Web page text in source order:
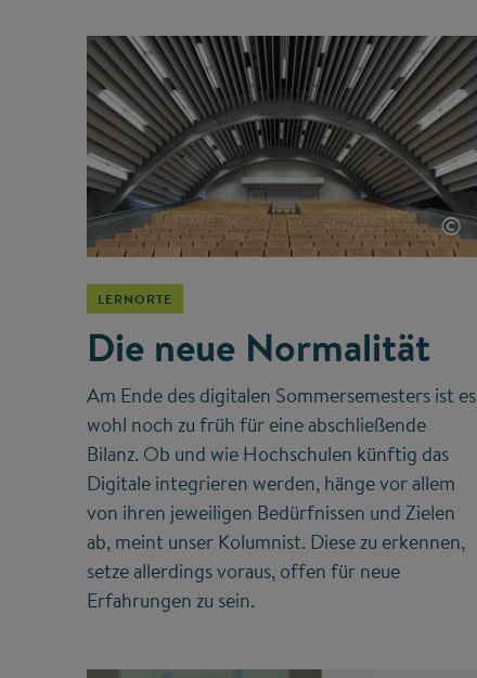
©
LERNORTE
Die neue Normalität
Am Ende des digitalen Sommersemesters ist es
wohl noch zu früh für eine abschließende
Bilanz. Ob und wie Hochschulen künftig das
Digitale integrieren werden, hänge vor allem
von ihren jeweiligen Bedürfnissen und Zielen
ab, meint unser Kolumnist. Diese zu erkennen,
setze allerdings voraus, offen für neue
Erfahrungen zu sein.